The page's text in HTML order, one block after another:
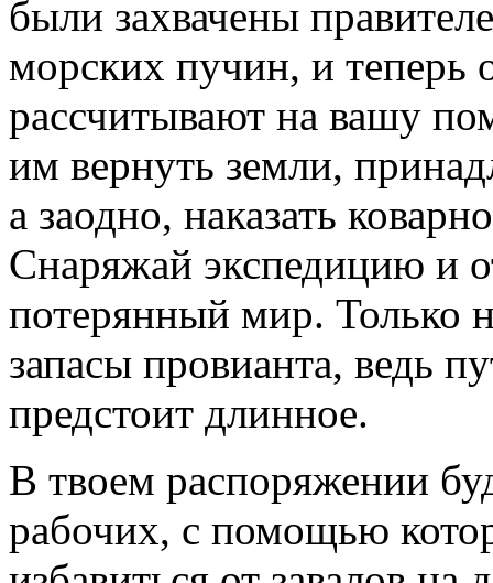
были захвачены
морских пучин, и теперь
рассчитывают на вашу
им вернуть земли,
а заодно, наказать
Снаряжай экспедицию и
потерянный мир. Только
запасы провианта, ведь
предстоит длинное.
В твоем распоряжении
рабочих, с помощью